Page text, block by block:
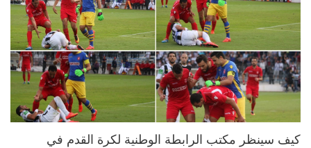
كيف سينظر مكتب الرابطة الوطنية لكرة القدم في